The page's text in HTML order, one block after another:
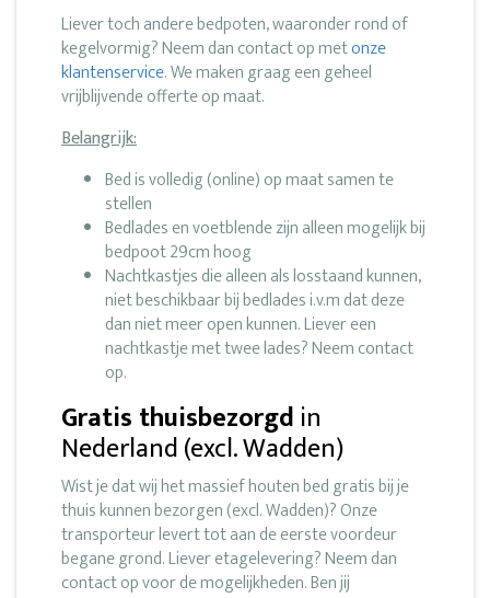
Liever toch andere bedpoten, waaronder rond of
kegelvormig? Neem dan contact op metonze
klantenservice. We maken graag een geheel
vrijblijvende offerte op maat.
Belangrijk:
Bed is volledig (online) op maat samen te
stellen
Bedlades en voetblende zijn alleen mogelijk bij
bedpoot 29cm hoog
Nachtkastjes die alleen als losstaand kunnen,
niet beschikbaar bij bedlades i.v.m dat deze
dan niet meer open kunnen. Liever een
nachtkastje met twee lades? Neem contact
op.
Gratis thuisbezorgd in
Nederland (excl. Wadden)
Wist je dat wij het massief houten bed gratis bij je
thuis kunnen bezorgen (excl. Wadden)? Onze
transporteur levert tot aan de eerste voordeur
begane grond. Liever etagelevering? Neem dan
contact op voor de mogelijkheden. Ben jij